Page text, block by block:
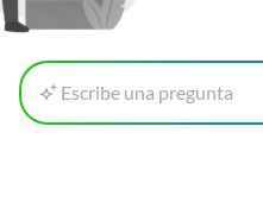
Escribe una pregunta